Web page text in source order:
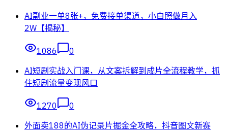
AI副业一单8张+，免费接单渠道，小白照做月入
2W【揭秘】
1086
0
AI短剧实战入门课，从文案拆解到成片全流程教学，抓
住短剧流量变现风口
1270
0
外面卖188的AI伪记录片掘金全攻略，抖音图文新赛